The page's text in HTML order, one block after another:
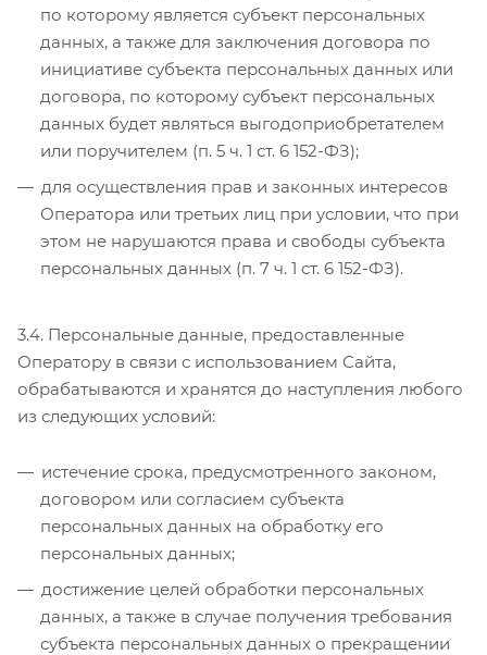
по которому является субъект персональных
данных, а также для заключения договора по
инициативе субъекта персональных данных или
договора, по которому субъект персональных
данных будет являться выгодоприобретателем
или поручителем (п. 5 ч. 1 ст. 6 152-ФЗ);
для осуществления прав и законных интересов
Оператора или третьих лиц при условии, что при
этом не нарушаются права и свободы субъекта
персональных данных (п. 7 ч. 1 ст. 6 152-ФЗ).
3.4. Персональные данные, предоставленные
Оператору в связи с использованием Сайта,
обрабатываются и хранятся до наступления любого
из следующих условий:
истечение срока, предусмотренного законом,
договором или согласием субъекта
персональных данных на обработку его
персональных данных;
достижение целей обработки персональных
данных, а также в случае получения требования
субъекта персональных данных о прекращении